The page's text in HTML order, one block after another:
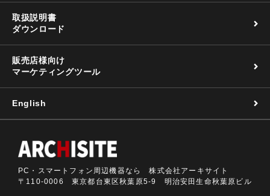
取扱説明書
ダウンロード
販売店様向け
マーケティングツール
English
PC・スマートフォン周辺機器なら 株式会社アーキサイト
〒110-0006 東京都台東区秋葉原5-9 明治安田生命秋葉原ビル